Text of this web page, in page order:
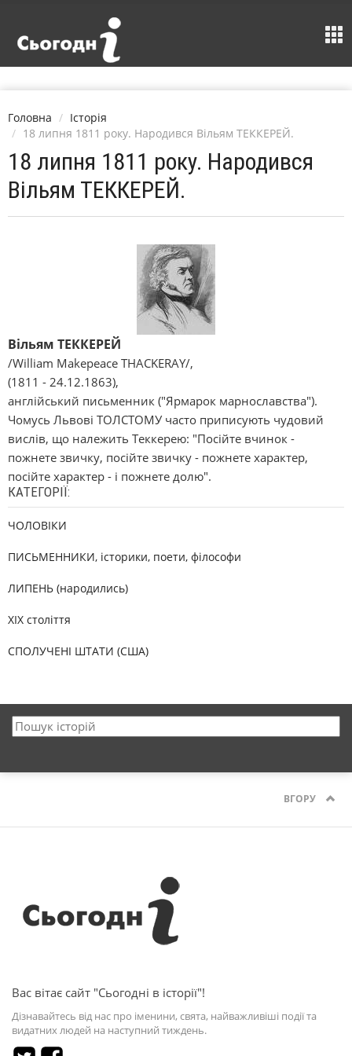
Головна
Історія
18 липня 1811 року. Народився Вільям ТЕККЕРЕЙ.
18 липня 1811 року. Народився
Вільям ТЕККЕРЕЙ.
Вільям ТЕККЕРЕЙ
/Wіllіam Makepeace THACKERAY/,
(1811 - 24.12.1863),
англійський письменник ("Ярмарок марнославства").
Чомусь Львові ТОЛСТОМУ часто приписують чудовий
вислів, що належить Теккерею: "Посійте вчинок -
пожнете звичку, посійте звичку - пожнете характер,
посійте характер - і пожнете долю".
КАТЕГОРІЇ:
ЧОЛОВІКИ
ПИСЬМЕННИКИ, історики, поети, філософи
ЛИПЕНЬ (народились)
XIX століття
СПОЛУЧЕНІ ШТАТИ (США)
ВГОРУ
Вас вітає сайт "Сьогодні в історії"!
Дізнавайтесь від нас про іменини, свята, найважливіші події та
видатних людей на наступний тиждень.